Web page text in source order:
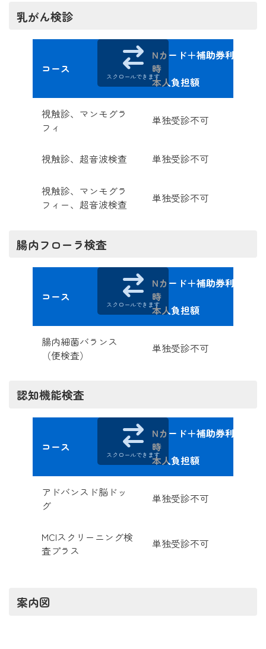
乳がん検診
コース
Nカード＋補助券利用
時
本人負担額
視触診、マンモグラ
フィ
単独受診不可
視触診、超音波検查 単独受診不可
視触診、マンモグラ
フィー、超音波検查
単独受診不可
スクロールできます
腸内フローラ検査
コース
Nカード＋補助券利用
時
本人負担額
腸内細菌バランス
（便検査）
単独受診不可
スクロールできます
認知機能検査
コース
Nカード＋補助券利用
時
本人負担額
アドバンスド脳ドッ
グ
単独受診不可
MCIスクリーニング検
査プラス
単独受診不可
スクロールできます
案内図